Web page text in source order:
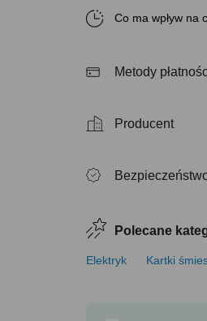
Co ma wpływ
Metody
Producent
Polecane
Elektryk Kartki